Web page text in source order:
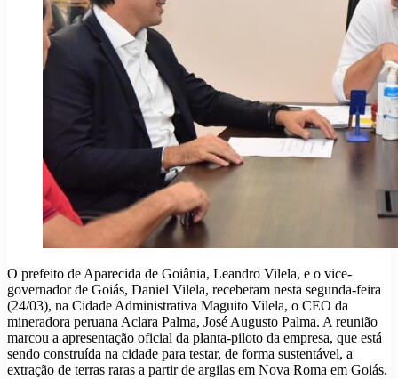
O prefeito de Aparecida de Goiânia, Leandro Vilela, e o vice-
governador de Goiás, Daniel Vilela, receberam nesta segunda-feira
(24/03), na Cidade Administrativa Maguito Vilela, o CEO da
mineradora peruana Aclara Palma, José Augusto Palma. A reunião
marcou a apresentação oficial da planta-piloto da empresa, que está
sendo construída na cidade para testar, de forma sustentável, a
extração de terras raras a partir de argilas em Nova Roma em Goiás.